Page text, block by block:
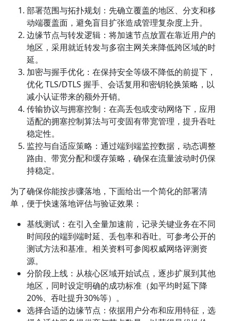
部署范围与拓扑规划：先确立覆盖的地区、分支和移
动端覆盖面，避免盲目扩张造成管理复杂度上升。
边缘节点与转发逻辑：将加速节点放置在靠近用户的
地区，采用就近转发与多宿主网关来降低跨区域的时
延。
加密与握手优化：在保持安全等级不降低的前提下，
优化 TLS/DTLS 握手、会话复用和密钥轮换策略，以
减小认证带来的额外开销。
传输协议与拥塞控制：在高丢包或变动网络下，应用
适配的拥塞控制算法与可变固有带宽管理，提升吞吐
稳定性。
监控与自适应策略：通过端到端监控数据，动态调整
路由、带宽分配和缓存策略，确保在流量波动时仍保
持稳定。
为了确保你能按步骤落地，下面给出一个简化的部署清
单，便于快速落地评估与验证效果：
基线测试：在引入全量加速前，记录关键业务在不同
时间段的端到端时延、丢包率和吞吐。可参考公开的
测试方法和基准。相关资料可参阅权威网络评测资
源。
分阶段上线：从核心区域开始试点，逐步扩展到其他
地区，同时设定明确的成功标准（如平均时延下降
20%、吞吐提升30%等）。
选择合适的边缘节点：依据用户分布和应用特征，选